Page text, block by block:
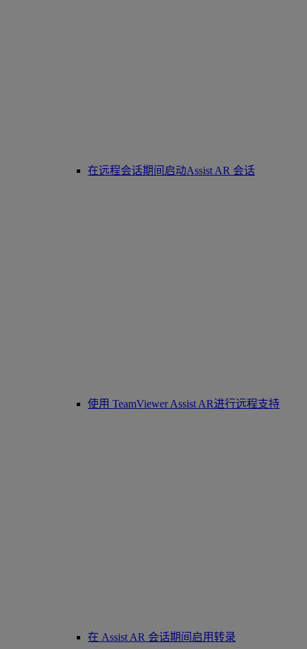
在远程会话期间启动Assist AR 会话
使用 TeamViewer Assist AR进行远程支持
在 Assist AR 会话期间启用转录